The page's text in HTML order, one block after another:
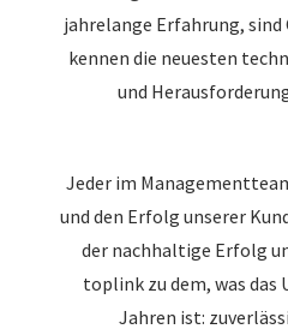
jahrelange Erfahrung,
kennen die neuesten
und
Jeder im
und den Erfolg unserer
der nachhaltige Erfolg
toplink zu dem, was das
Jahren ist: